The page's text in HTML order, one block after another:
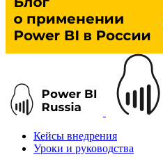
Кейсы внедрения
Уроки и руководства